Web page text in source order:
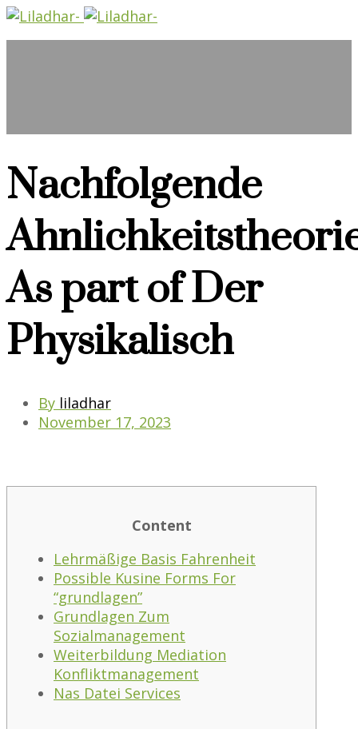
Nachfolgende
As part of Der
Physikalisch
By liladhar
November 17, 2023
Content
Lehrmäßige Basis Fahrenheit
Possible Kusine Forms For
“grundlagen”
Grundlagen Zum
Sozialmanagement
Weiterbildung Mediation
Konfliktmanagement
Nas Datei Services